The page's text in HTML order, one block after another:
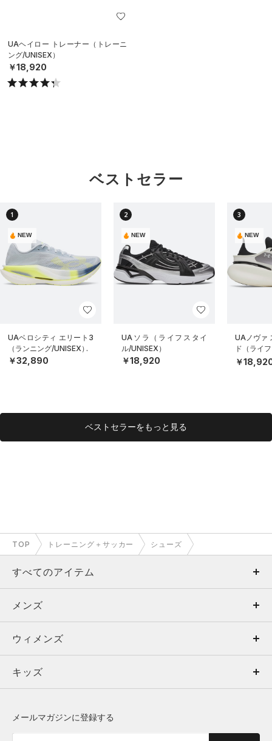
UAヘイロー トレーナー（トレーニ
ング/UNISEX）
￥18,920
ベストセラー
1
NEW
UAベロシティ エリート3
（ランニング/UNISEX）
￥32,890
2
NEW
UAソラ（ライフスタイ
ル/UNISEX）
￥18,920
3
NEW
UAノヴァ
ド（ライ
EX）
￥
ベストセラーをもっと見る
TOP トレーニング＋サッカー シューズ
すべてのアイテム
メンズ
ウィメンズ
キッズ
メンズ
トップス
ボトムス
ウィメンズ
トップス
キッズ
メールマガジンに登録する